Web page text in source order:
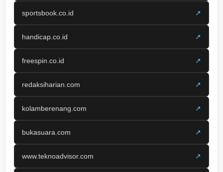
sportsbook.co.id ↗
handicap.co.id ↗
freespin.co.id ↗
redaksiharian.com ↗
kolamberenang.com ↗
bukasuara.com ↗
www.teknoadvisor.com ↗